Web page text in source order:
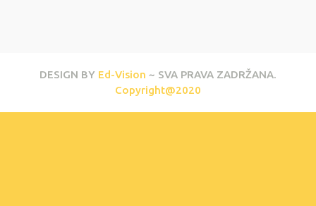
DESIGN BY Ed-Vision ~ SVA PRAVA ZADRŽANA.
Copyright@2020